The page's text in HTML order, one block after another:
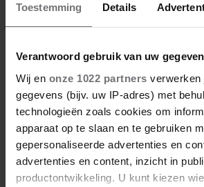
Toestemming Details
Verantwoord gebruik van uw
Wij en onze 1022 partners verwerken
gegevens (bijv. uw IP-adres) met
technologieën zoals cookies om
apparaat op te slaan en te gebruiken
gepersonaliseerde advertenties en
advertenties en content, inzicht in
productontwikkeling. U kunt kiezen